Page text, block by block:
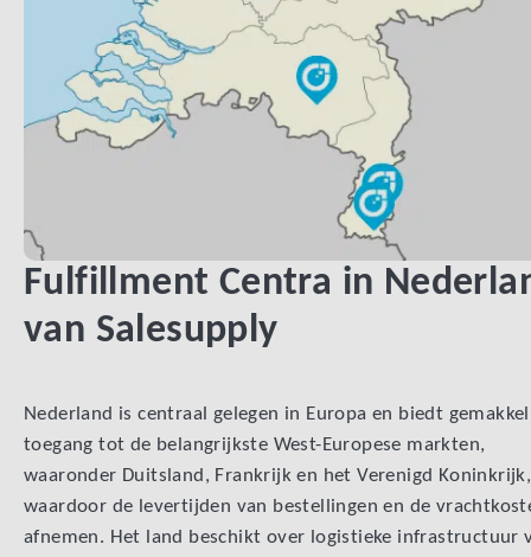
Fulfillment Centra in
van Salesupply
Nederland is centraal gelegen in Europa en biedt
toegang tot de belangrijkste West-Europese markten,
waaronder Duitsland, Frankrijk en het Verenigd Koninkrijk,
waardoor de levertijden van bestellingen en de
afnemen. Het land beschikt over logistieke infrastructuur